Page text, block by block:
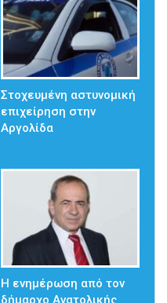
Στοχευμένη αστυνομική
επιχείρηση στην
Αργολίδα
Η ενημέρωση από τον
δήμαρχο Ανατολικής